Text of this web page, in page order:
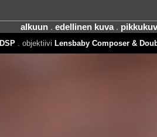
alkuun. edellinen kuva.
DSP. objektiivi Lensbaby Composer &